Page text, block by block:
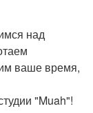
над
ваше время,
"Muah"!